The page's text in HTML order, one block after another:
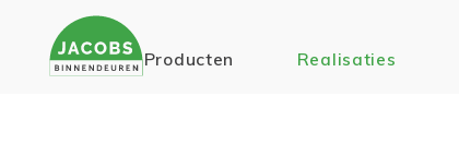
Producten Realisaties